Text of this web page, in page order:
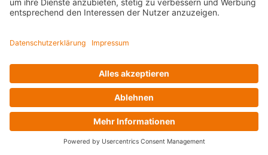
Alle anzeigen
Außenstationen
Klingeltaster und Gongs
Sprechanlagen-Sets
Zubehör Türkommunikation
Videoüberwachung
Zubehör Videoüberwachung
Alle anzeigen